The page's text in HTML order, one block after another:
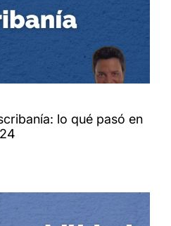
lo qué pasó en